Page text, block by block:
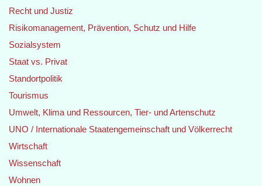
Recht und Justiz
Risikomanagement, Prävention, Schutz und Hilfe
Sozialsystem
Staat vs. Privat
Standortpolitik
Tourismus
Umwelt, Klima und Ressourcen, Tier- und Artenschutz
UNO / Internationale Staatengemeinschaft und Völkerrecht
Wirtschaft
Wissenschaft
Wohnen